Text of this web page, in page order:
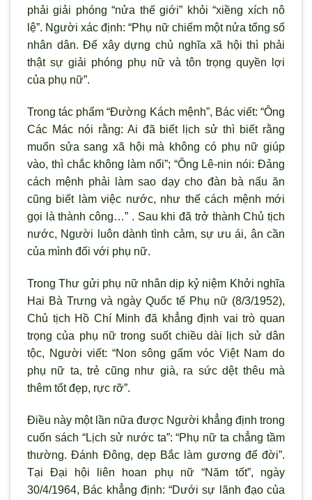
phải giải phóng “nửa thế giới” khỏi “xiềng xích nô
lệ”. Người xác định: “Phụ nữ chiếm một nửa tổng số
nhân dân. Để xây dựng chủ nghĩa xã hội thì phải
thật sự giải phóng phụ nữ và tôn trọng quyền lợi
của phụ nữ”.
Trong tác phẩm “Ðường Kách mệnh”, Bác viết: “Ông
Các Mác nói rằng: Ai đã biết lịch sử thì biết rằng
muốn sửa sang xã hội mà không có phụ nữ giúp
vào, thì chắc không làm nổi”; “Ông Lê-nin nói: Ðảng
cách mệnh phải làm sao dạy cho đàn bà nấu ăn
cũng biết làm việc nước, như thế cách mệnh mới
gọi là thành công…” . Sau khi đã trở thành Chủ tịch
nước, Người luôn dành tình cảm, sự ưu ái, ân cần
của mình đối với phụ nữ.
Trong Thư gửi phụ nữ nhân dịp kỷ niệm Khởi nghĩa
Hai Bà Trưng và ngày Quốc tế Phụ nữ (8/3/1952),
Chủ tịch Hồ Chí Minh đã khẳng định vai trò quan
trọng của phụ nữ trong suốt chiều dài lịch sử dân
tộc, Người viết: “Non sông gấm vóc Việt Nam do
phụ nữ ta, trẻ cũng như già, ra sức dệt thêu mà
thêm tốt đẹp, rực rỡ”.
Điều này một lần nữa được Người khẳng định trong
cuốn sách “Lịch sử nước ta”: “Phụ nữ ta chẳng tầm
thường. Ðánh Ðông, dẹp Bắc làm gương để đời”.
Tại Đại hội liên hoan phụ nữ “Năm tốt”, ngày
30/4/1964, Bác khẳng định: “Dưới sự lãnh đạo của